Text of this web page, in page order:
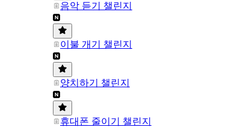
음악 듣기 챌린지
이불 개기 챌린지
양치하기 챌린지
휴대폰 줄이기 챌린지